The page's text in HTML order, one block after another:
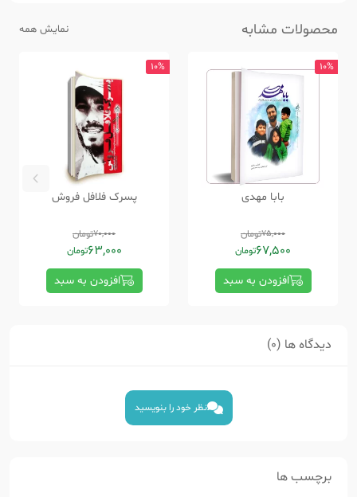
محصولات مشابه نمایش همه
10%
بابا مهدی
75,000تومان
67,500تومان
افزودن به سبد
10%
پسرک فلافل فروش
70,000تومان
63,000تومان
افزودن به سبد
دیدگاه ها (0)
نظر خود را بنویسید
برچسب ها